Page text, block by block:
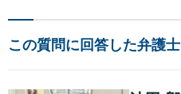
この質問に回答した弁護士